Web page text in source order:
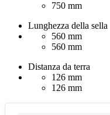
750 mm
Lunghezza della sella
560 mm
560 mm
Distanza da terra
126 mm
126 mm